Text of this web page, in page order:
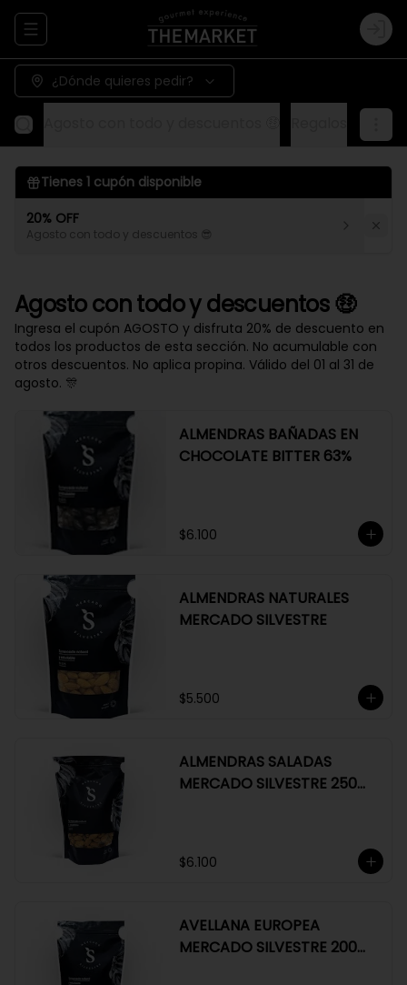
Abrir menu de navegación Login
¿Dónde quieres pedir?
Tienes 1 cupón disponible
20% OFF
Agosto con todo y descuentos 😎
Agosto con todo y descuentos 🤑
Ingresa el cupón AGOSTO y disfruta 20% de descuento en
todos los productos de esta sección. No acumulable con
otros descuentos. No aplica propina. Válido del 01 al 31 de
agosto. 🎊
ALMENDRAS BAÑADAS EN
CHOCOLATE BITTER 63%
$6.100
ALMENDRAS NATURALES
MERCADO SILVESTRE
$5.500
ALMENDRAS SALADAS
MERCADO SILVESTRE 250
$6.100
AVELLANA EUROPEA
MERCADO SILVESTRE 200